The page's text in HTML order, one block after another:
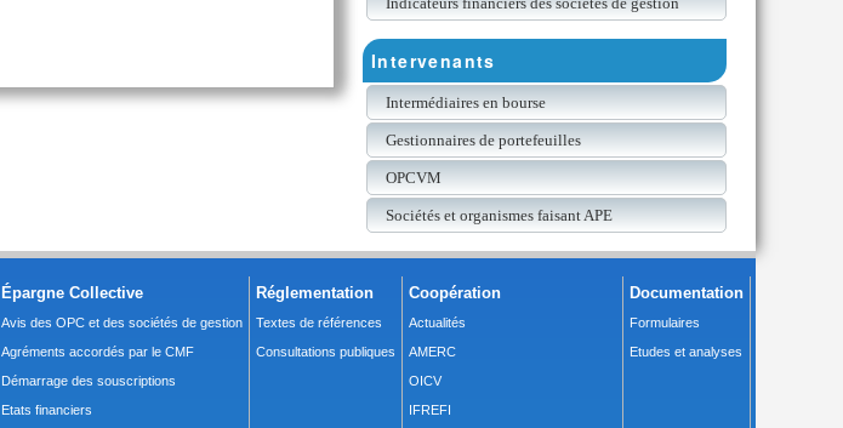
Intervenants
Intermédiaires en bourse
Gestionnaires de portefeuilles
OPCVM
Sociétés et organismes faisant APE
Épargne Collective
Avis des OPC et des sociétés de gestion
Agréments accordés par le CMF
Démarrage des souscriptions
Etats financiers
Réglementation
Textes de références
Consultations publiques
Coopération
Actualités
AMERC
OICV
IFREFI
Documentation
Formulaires
Etudes et analyses